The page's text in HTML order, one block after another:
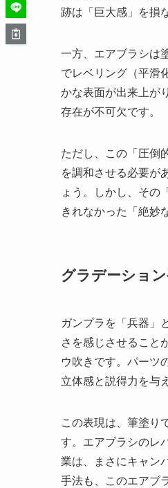
跡は「巨大感」を損
一方、エアブラシは
でレベリング（平滑
かな表面が出来上が
存在が不可欠です。
ただし、この「圧倒
を調和させる必要が
ょう。しかし、その
きれなかった「絶妙
グラデーショ
ガンプラを「兵器」
さを感じさせること
ウ吹きです。パーツ
立体感と説得力を与
この表現は、筆塗り
す。エアブラシのレ
業は、まさにキャン
手法も、このエアブ